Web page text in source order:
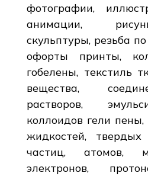
фотографии,
анимации,
скульптуры, резьба
офорты принты,
гобелены, текстиль
вещества,
растворов,
коллоидов гели пены,
жидкостей,
частиц, атомов,
электронов,